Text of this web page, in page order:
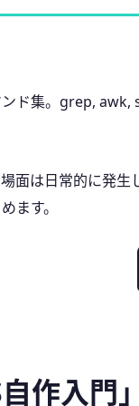
ンド集。grep,
面は日常的に発生
ます。
作入門